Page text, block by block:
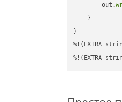
        out.
    }
}
%!(EXTRA
%!(EXTRA